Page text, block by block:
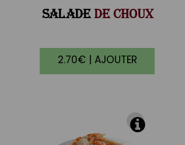
SALADEDE CHOUX
2.70€ | AJOUTER